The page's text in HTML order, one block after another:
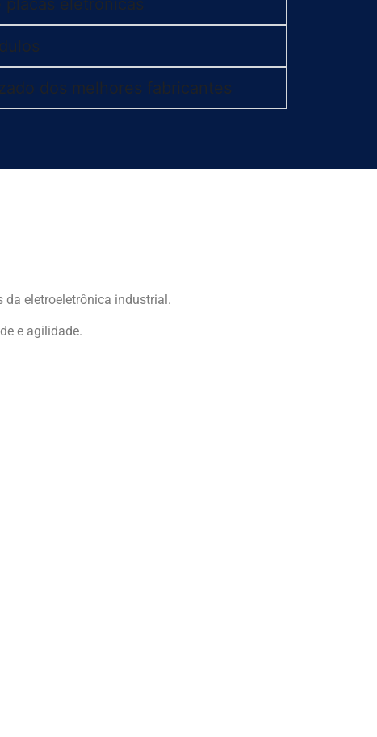
placas eletrônicas
dos melhores fabricantes
da eletroeletrônica industrial.
e agilidade.